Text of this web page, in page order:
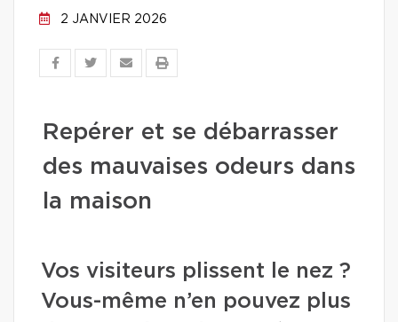
2 JANVIER 2026
Repérer et se débarrasser
des mauvaises odeurs dans
la maison
Vos visiteurs plissent le nez ?
Vous-même n’en pouvez plus